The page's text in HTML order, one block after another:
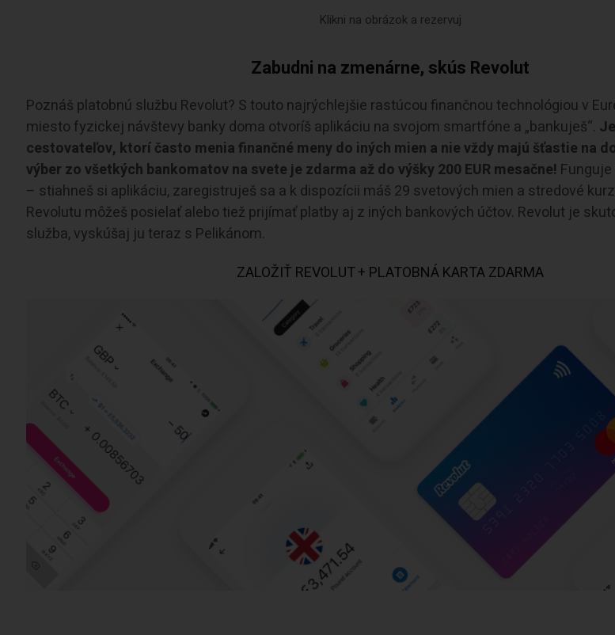
Klikni na obrázok a rezervuj
Zabudni na zmenárne, skús Revolut
Poznáš platobnú službu Revolut? S touto najrýchlejšie rastúcou finančnou technológiou v
miesto fyzickej návštevy banky doma otvoríš aplikáciu na svojom smartfóne a „bankuješ“.
cestovateľov, ktorí často menia finančné meny do iných mien a nie vždy majú šťastie na
výber zo všetkých bankomatov na svete je zdarma až do výšky 200 EUR mesačne!
– stiahneš si aplikáciu, zaregistruješ sa a k dispozícii máš 29 svetových mien a stredové
Revolutu môžeš posielať alebo tiež prijímať platby aj z iných bankových účtov. Revolut je
služba, vyskúšaj ju teraz s Pelikánom.
ZALOŽIŤ REVOLUT + PLATOBNÁ KARTA ZDARMA